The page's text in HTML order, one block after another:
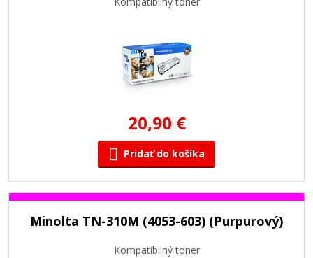
20,90 €
Pridať do košíka
Minolta TN-310M (4053-603) (Purpurový)
Kompatibilný toner